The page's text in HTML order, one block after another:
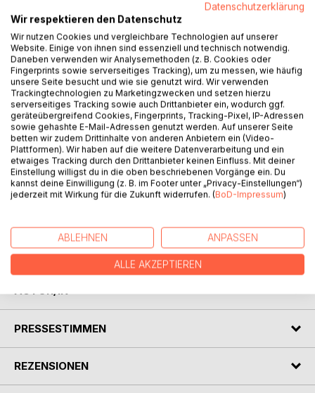
Auf die Merkliste
Titel bewerten
BESCHREIBUNG
La piccola principessa Senza-Paura si merita il suo nome.
la paura e il disgusto per gli umani e impara a gestire una
paura completamente diversa.
AUTOR/IN
PRESSESTIMMEN
REZENSIONEN
Datenschutzerklärung
Wir respektieren den Datenschutz
Wir nutzen Cookies und vergleichbare Technologien auf unserer
Website. Einige von ihnen sind essenziell und technisch notwendig.
Daneben verwenden wir Analysemethoden (z. B. Cookies oder
Fingerprints sowie serverseitiges Tracking), um zu messen, wie häufig
unsere Seite besucht und wie sie genutzt wird. Wir verwenden
Trackingtechnologien zu Marketingzwecken und setzen hierzu
serverseitiges Tracking sowie auch Drittanbieter ein, wodurch ggf.
geräteübergreifend Cookies, Fingerprints, Tracking-Pixel, IP-Adressen
sowie gehashte E-Mail-Adressen genutzt werden. Auf unserer Seite
betten wir zudem Drittinhalte von anderen Anbietern ein (Video-
Plattformen). Wir haben auf die weitere Datenverarbeitung und ein
etwaiges Tracking durch den Drittanbieter keinen Einfluss. Mit deiner
Einstellung willigst du in die oben beschriebenen Vorgänge ein. Du
kannst deine Einwilligung (z. B. im Footer unter „Privacy-Einstellungen“)
jederzeit mit Wirkung für die Zukunft widerrufen. (BoD-Impressum)
ABLEHNEN ANPASSEN
ALLE AKZEPTIEREN